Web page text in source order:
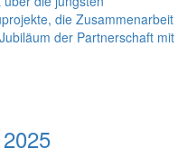
die Zusammenarbeit
der Partnerschaft mit